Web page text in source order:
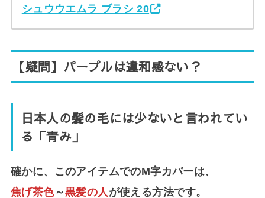
シュウウエムラ ブラシ 20
【疑問】パープルは違和感ない？
日本人の髪の毛には少ないと言われてい
る「青み」
確かに、このアイテムでのM字カバーは、
焦げ茶色～黒髪の人 が使える方法です。